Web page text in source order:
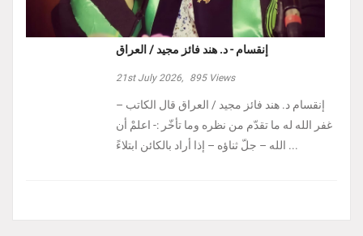
إنقسام - د. هند فائز مجيد / العراق
21st July 2026, 895Views
إنقسام د. هند فائز مجيد / العراق ‏قال الكاتب –
غفر الله له ما تقدّم من نظره وما تأخّر :- ‏اعلمْ أن
الله – جلّ ثناؤه – إذا أراد بالكائن ابتلاءً ...